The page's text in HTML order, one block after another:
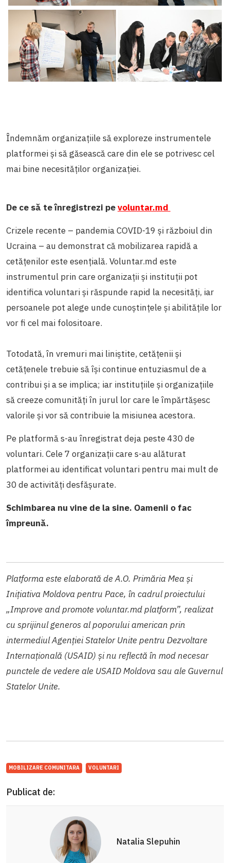
Îndemnăm organizațiile să exploreze instrumentele
platformei și să găsească care din ele se potrivesc cel
mai bine necesităților organizației.
De ce să te înregistrezi pevoluntar.md
Crizele recente – pandemia COVID-19 și războiul din
Ucraina – au demonstrat că mobilizarea rapidă a
cetățenilor este esențială. Voluntar.md este
instrumentul prin care organizații și instituții pot
identifica voluntari și răspunde rapid la necesități, iar
persoanele pot alege unde cunoștințele și abilitățile lor
vor fi cel mai folositoare.
Totodată, în vremuri mai liniștite, cetățenii și
cetățenele trebuie să își continue entuziasmul de a
contribui și a se implica; iar instituțiile și organizațiile
să creeze comunități în jurul lor care le împărtășesc
valorile și vor să contribuie la misiunea acestora.
Pe platformă s-au înregistrat deja peste 430 de
voluntari. Cele 7 organizații care s-au alăturat
platformei au identificat voluntari pentru mai mult de
30 de activități desfășurate.
Schimbarea nu vine de la sine. Oamenii o fac
împreună.
Platforma este elaborată de A.O. Primăria Mea și
Inițiativa Moldova pentru Pace, în cadrul proiectului
„Improve and promote voluntar.md platform”, realizat
cu sprijinul generos al poporului american prin
intermediul Agenţiei Statelor Unite pentru Dezvoltare
Internaţională (USAID) și nu reflectă în mod necesar
punctele de vedere ale USAID Moldova sau ale Guvernul
Statelor Unite.
MOBILIZARE COMUNITARA VOLUNTARI
Publicat de:
Natalia Slepuhin